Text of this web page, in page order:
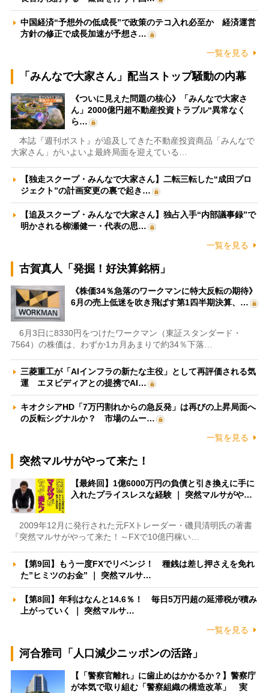
中国経済“予想外の低成長”で政策のテコ入れ必至か 経済運営
方針の修正で成長加速が予想さ…
一覧を見る
「みんなで大家さん」配当ストップ騒動の内幕
《ついに見えた問題の核心》「みんなで大家さ
ん」2000億円超不動産投資トラブル“異常なく
ら…
本誌『週刊ポスト』が追及してきた不動産投資商品「みんなで
大家さん」がいよいよ最終局面を迎えている…
【独走スクープ・みんなで大家さん】二転三転した“成田プロ
ジェクト”の計画変更の裏で起き…
【追及スクープ・みんなで大家さん】独占入手“内部議事録”で
明かされる柳瀬健一・代表の思…
一覧を見る
古賀真人「発掘！好決算銘柄」
《株価34％急落のワークマンに特大反転の期待》
6月の売上低迷を吹き飛ばす第1四半期決算、…
6月3日に8330円をつけたワークマン（東証スタンダード・
7564）の株価は、わずか1カ月あまりで約34％下落…
三菱重工が「AIインフラの新たな主役」として再評価される気
運 エヌビディアとの提携でAI…
キオクシアHD「7万円割れからの急反発」は再びの上昇局面へ
の反転シグナルか？ 市場のムー…
一覧を見る
突然マルサがやって来た！
【最終回】1億6000万円の負債と引き換えに手に
入れたプライスレスな経験 ｜ 突然マルサがや…
2009年12月に発行された元FXトレーダー・磯貝清明氏の著書
『突然マルサがやって来た！～FXで10億円稼い…
【第9回】もう一度FXでリベンジ！ 種銭は差し押さえを免れ
た”ヒミツのお金” ｜ 突然マルサ…
【第8回】年利はなんと14.6％！ 毎日5万円超の延滞税が積み
上がっていく ｜ 突然マルサ…
一覧を見る
河合雅司「人口減少ニッポンの活路」
【「警察官離れ」に歯止めはかかるか？】警察庁
が本気で取り組む「警察組織の構造改革」 実